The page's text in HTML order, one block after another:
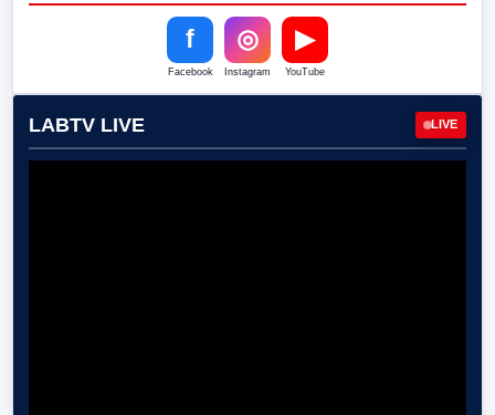
f
Facebook
◎
Instagram
▶
YouTube
LABTV LIVE LIVE